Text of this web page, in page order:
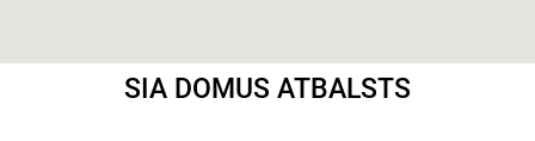
SIA DOMUS ATBALSTS